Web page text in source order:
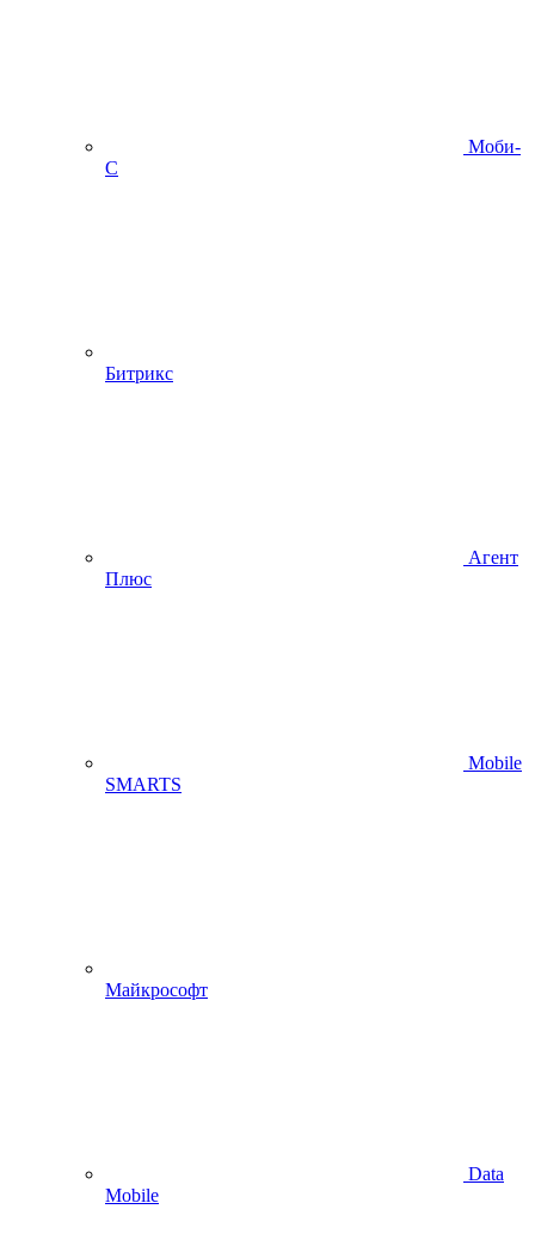
Моби-
С
Битрикс
Агент
Плюс
Mobile
SMARTS
Майкрософт
Data
Mobile